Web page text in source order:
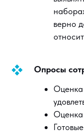
верно
Опросы
Оценка
Оценка